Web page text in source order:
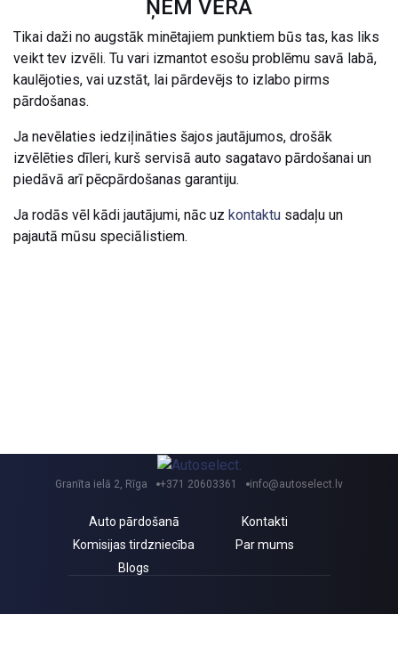
ŅEM VĒRĀ
Tikai daži no augstāk minētajiem punktiem būs tas, kas liks
veikt tev izvēli. Tu vari izmantot esošu problēmu savā labā,
kaulējoties, vai uzstāt, lai pārdevējs to izlabo pirms
pārdošanas.
Ja nevēlaties iedziļināties šajos jautājumos, drošāk
izvēlēties dīleri, kurš servisā auto sagatavo pārdošanai un
piedāvā arī pēcpārdošanas garantiju.
Ja rodās vēl kādi jautājumi, nāc uz kontaktu sadaļu un
pajautā mūsu speciālistiem.
Granīta ielā 2, Rīga +371 20603361 info@autoselect.lv
Auto pārdošanā
Kontakti
Komisijas tirdzniecība
Par mums
Blogs